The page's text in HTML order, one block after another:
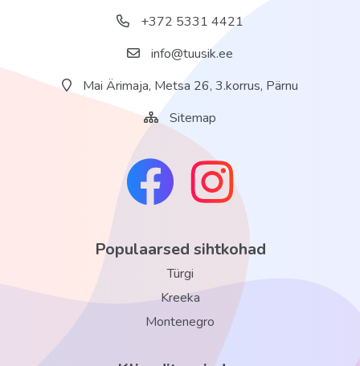
Populaarsed sihtkohad
Türgi
Kreeka
Montenegro
+372 5331 4421
info@tuusik.ee
Mai Ärimaja, Metsa 26, 3.korrus, Pärnu
Sitemap